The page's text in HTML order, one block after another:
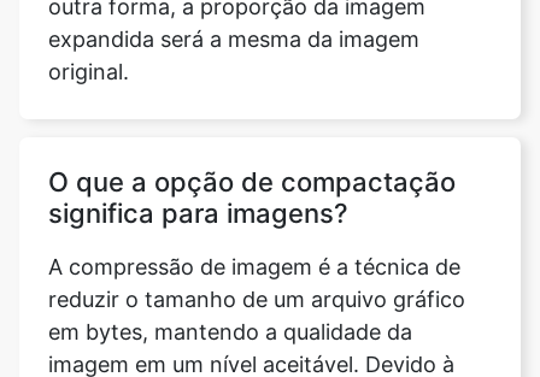
O que a opção de compactação
A compressão de imagem é a técnica de
reduzir o tamanho de um arquivo gráfico
em bytes, mantendo a qualidade da
imagem em um nível aceitável. Devido à
redução no tamanho do arquivo, mais
imagens podem ser armazenadas em uma
determinada quantidade de espaço em